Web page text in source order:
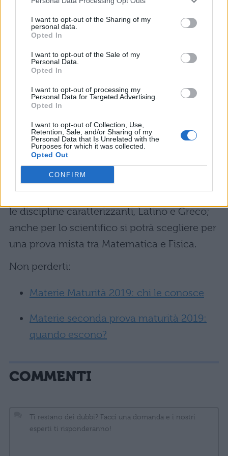
I want to opt-out of the Sharing of my
personal data.
Opted In
I want to opt-out of the Sale of my
Personal Data.
Opted In
I want to opt-out of processing my
Personal Data for Targeted Advertising.
Opted In
I want to opt-out of Collection, Use,
Retention, Sale, and/or Sharing of my
Personal Data that Is Unrelated with the
Purposes for which it was collected.
Opted Out
CONFIRM
affidata ad un commissario esterno, la
materia oggetto della seconda prova viene
affidata ad un commissario interno e
viceversa”.
Novità per la seconda prova direttamente
2019potrà riguardare una o più discipline
caratterizzanti gli indirizzi di studio, come
previsto dalla nuova normativa. Per esempio
per il liceo classico il Ministero potrà optare
anche peruna prova mista, con entrambe
le discipline caratterizzanti, Latino e Greco;
anche per lo scientifico si potrà scegliere per
una prova mista tra Matematica e Fisica.
Non perderti:
Materie Maturità 2019: chi le conosce
Materie seconda prova maturità 2019:
quando escono?
COMMENTI